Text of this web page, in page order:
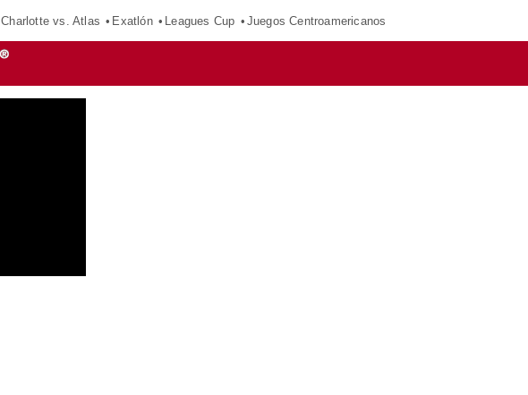
Charlotte vs. Atlas Exatlón Leagues Cup Juegos Centroamericanos